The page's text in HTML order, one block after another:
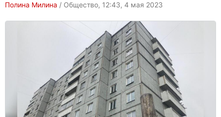
Полина Милина / Общество, 12:43, 4 мая 2023